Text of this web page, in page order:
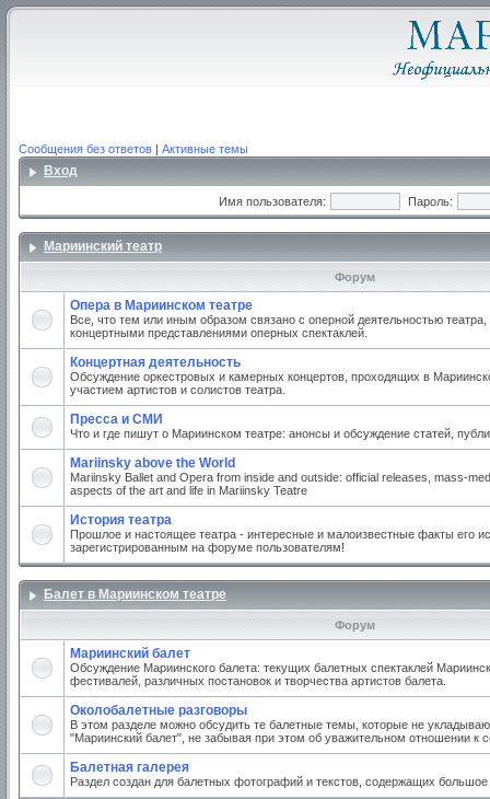
Сообщения без ответов | Активные темы
Вход
Имя пользователя: Пароль:
Мариинский театр
Форум
Опера в Мариинском театре
Все, что тем или иным образом связано с оперной деятельностью
концертными представлениями оперных спектаклей.
Концертная деятельность
Обсуждение оркестровых и камерных концертов, проходящих в
участием артистов и солистов театра.
Пресса и СМИ
Что и где пишут о Мариинском театре: анонсы и обсуждение статей,
Mariinsky above the World
Mariinsky Ballet and Opera from inside and outside: official releases, mass-
aspects of the art and life in Mariinsky Teatre
История театра
Прошлое и настоящее театра - интересные и малоизвестные факты его
зарегистрированным на форуме пользователям!
Балет в Мариинском театре
Форум
Мариинский балет
Обсуждение Мариинского балета: текущих балетных спектаклей
фестивалей, различных постановок и творчества артистов балета.
Околобалетные разговоры
В этом разделе можно обсудить те балетные темы, которые не
"Мариинский балет", не забывая при этом об уважительном отношении к
Балетная галерея
Раздел создан для балетных фотографий и текстов, содержащих